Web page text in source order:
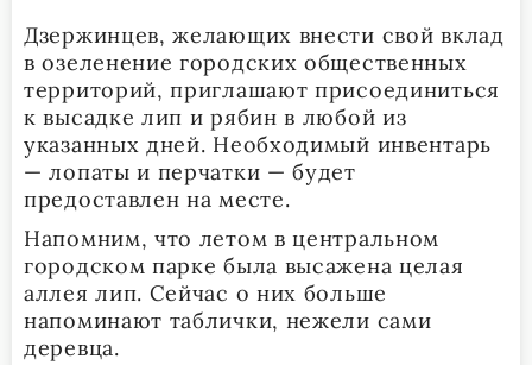
Дзержинцев, желающих внести свой вклад
в озеленение городских общественных
территорий, приглашают присоединиться
к высадке лип и рябин в любой из
указанных дней. Необходимый инвентарь
— лопаты и перчатки — будет
предоставлен на месте.
Напомним, что летом в центральном
городском парке была высажена целая
аллея лип. Сейчас о них больше
напоминают таблички, нежели сами
деревца.